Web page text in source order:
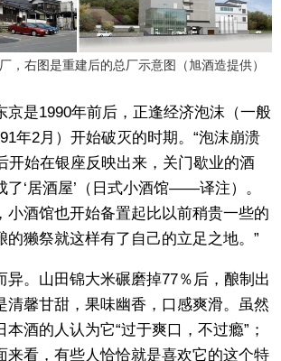
，右图是重建后的总厂示意图（旭酒造提供）
京是1990年前后，正逢经济泡沫（一般
年2月）开始破灭的时期。“泡沫崩溃
开始在银座反映出来，关门歇业的酒
了‘居酒屋’（日式小酒馆——译注）。
小酒馆也开始备置起比以前稍贵一些的
的獭祭就这样有了自己的立足之地。”
异。山田锦大米碾磨掉77％后，酿制出
清馨甘甜，果味幽香，口感爽滑。虽然
酒的人认为它“过于爽口，不过瘾”；
来看，有些人恰恰就是喜欢它的这个特